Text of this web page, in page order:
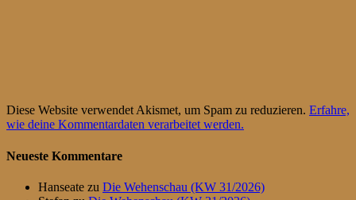
Diese Website verwendet Akismet, um Spam zu reduzieren. Erfahre,
wie deine Kommentardaten verarbeitet werden.
Neueste Kommentare
Hanseate zu Die Wehenschau (KW 31/2026)